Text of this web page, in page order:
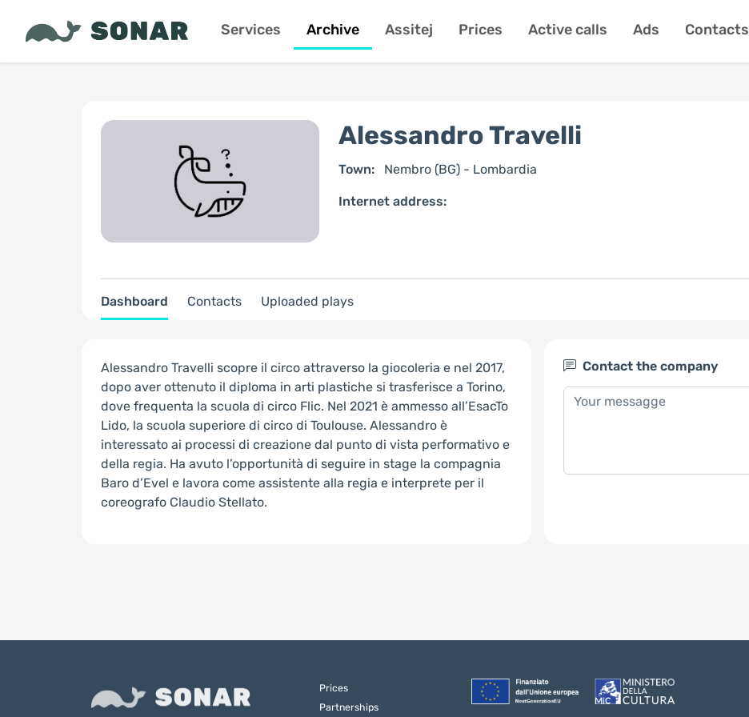
Services Archive Assitej Prices Active calls Ads Contacts
Alessandro Travelli
Town: Nembro (BG) - Lombardia
Internet address:
Dashboard Contacts Uploaded plays
Alessandro Travelli scopre il circo attraverso la giocoleria e nel 2017,
dopo aver ottenuto il diploma in arti plastiche si trasferisce a Torino,
dove frequenta la scuola di circo Flic. Nel 2021 è ammesso all’EsacTo
Lido, la scuola superiore di circo di Toulouse. Alessandro è
interessato ai processi di creazione dal punto di vista performativo e
della regia. Ha avuto l’opportunità di seguire in stage la compagnia
Baro d’Evel e lavora come assistente alla regia e interprete per il
coreografo Claudio Stellato.
Contact the company
Prices
Partnerships